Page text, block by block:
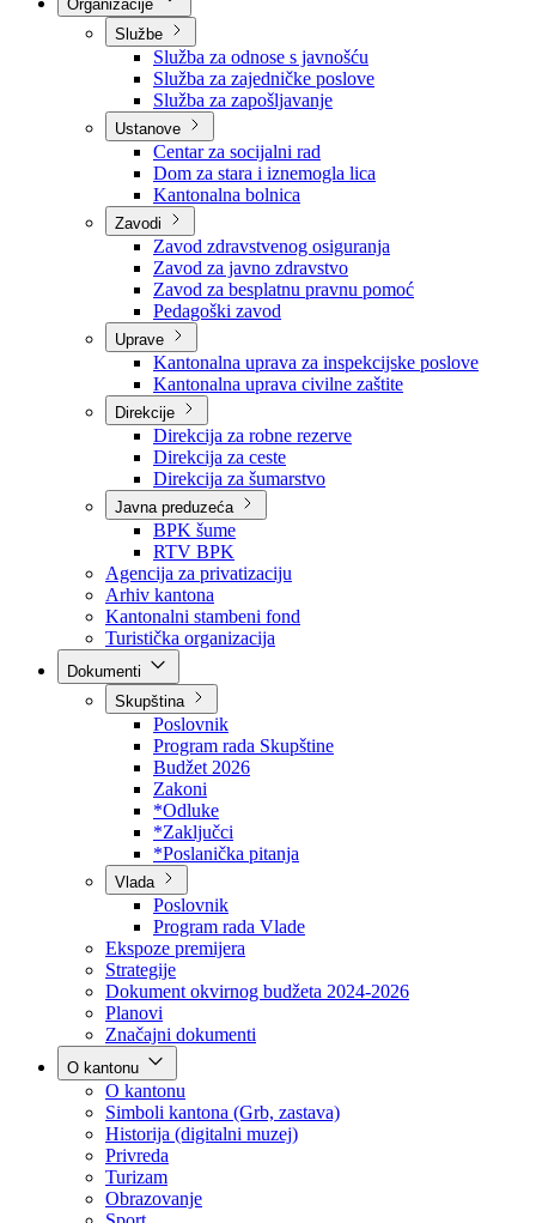
Nadležnosti
Sjednice Vlade
Službe
Služba za odnose s javnošću
Služba za zajedničke poslove
Služba za zapošljavanje
Ustanove
Centar za socijalni rad
Dom za stara i iznemogla lica
Kantonalna bolnica
Zavodi
Zavod zdravstvenog osiguranja
Zavod za javno zdravstvo
Zavod za besplatnu pravnu pomoć
Pedagoški zavod
Uprave
Kantonalna uprava za inspekcijske poslove
Kantonalna uprava civilne zaštite
Direkcije
Direkcija za robne rezerve
Direkcija za ceste
Direkcija za šumarstvo
Javna preduzeća
BPK šume
RTV BPK
Agencija za privatizaciju
Arhiv kantona
Kantonalni stambeni fond
Turistička organizacija
Skupština
Poslovnik
Program rada Skupštine
Budžet 2026
Zakoni
*Odluke
*Zaključci
*Poslanička pitanja
Vlada
Poslovnik
Program rada Vlade
Ekspoze premijera
Strategije
Dokument okvirnog budžeta 2024-2026
Planovi
Značajni dokumenti
O kantonu
O kantonu
Simboli kantona (Grb, zastava)
Historija (digitalni muzej)